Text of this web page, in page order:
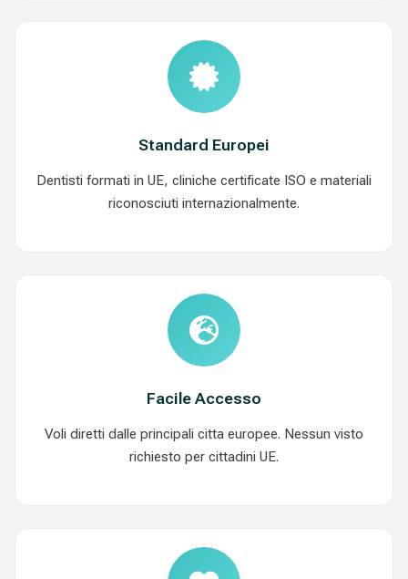
Standard Europei
Dentisti formati in UE, cliniche certificate ISO e materiali
riconosciuti internazionalmente.
Facile Accesso
Voli diretti dalle principali citta europee. Nessun visto
richiesto per cittadini UE.